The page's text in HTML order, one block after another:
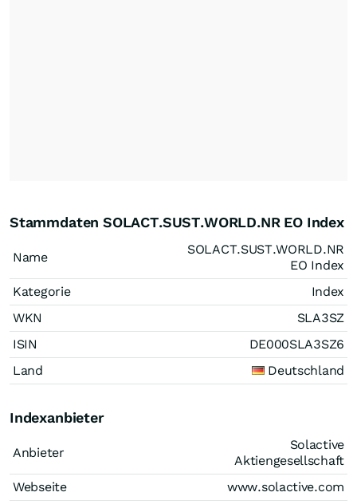
Stammdaten SOLACT.SUST.WORLD.NR EO Index
Name
SOLACT.SUST.WORLD.NR
EO Index
Kategorie
Index
WKN
SLA3SZ
ISIN
DE000SLA3SZ6
Land
Deutschland
Indexanbieter
Anbieter
Solactive
Aktiengesellschaft
Webseite
www.solactive.com